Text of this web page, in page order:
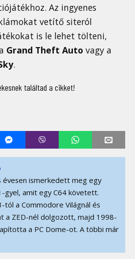
Az ingyenes
vetítő siteról
is le lehet tölteni,
Grand Theft Auto vagy a
.
találtad a cikket!
évesen ismerkedett meg egy
gyel, amit egy C64 követett.
tól a Commodore Világnál és
a ZED-nél dolgozott, majd 1998-
a PC Dome-ot. A többi már